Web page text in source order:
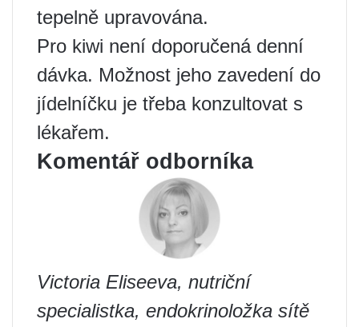
tepelně upravována.
Pro kiwi není doporučená denní
dávka. Možnost jeho zavedení do
jídelníčku je třeba konzultovat s
lékařem.
Komentář odborníka
Victoria Eliseeva, nutriční
specialistka, endokrinoložka sítě